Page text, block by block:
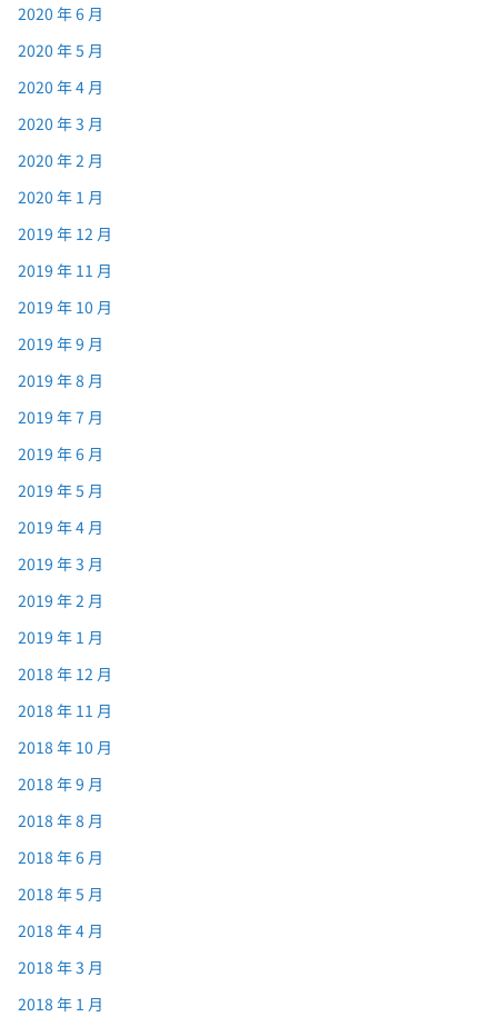
2020 年 6 月
2020 年 5 月
2020 年 4 月
2020 年 3 月
2020 年 2 月
2020 年 1 月
2019 年 12 月
2019 年 11 月
2019 年 10 月
2019 年 9 月
2019 年 8 月
2019 年 7 月
2019 年 6 月
2019 年 5 月
2019 年 4 月
2019 年 3 月
2019 年 2 月
2019 年 1 月
2018 年 12 月
2018 年 11 月
2018 年 10 月
2018 年 9 月
2018 年 8 月
2018 年 6 月
2018 年 5 月
2018 年 4 月
2018 年 3 月
2018 年 1 月